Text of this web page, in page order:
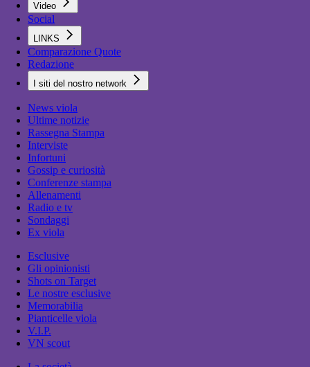
Video
Social
LINKS
Comparazione Quote
Redazione
I siti del nostro network
News viola
Ultime notizie
Rassegna Stampa
Interviste
Infortuni
Gossip e curiosità
Conferenze stampa
Allenamenti
Radio e tv
Sondaggi
Ex viola
Esclusive
Gli opinionisti
Shots on Target
Le nostre esclusive
Memorabilia
Pianticelle viola
V.I.P.
VN scout